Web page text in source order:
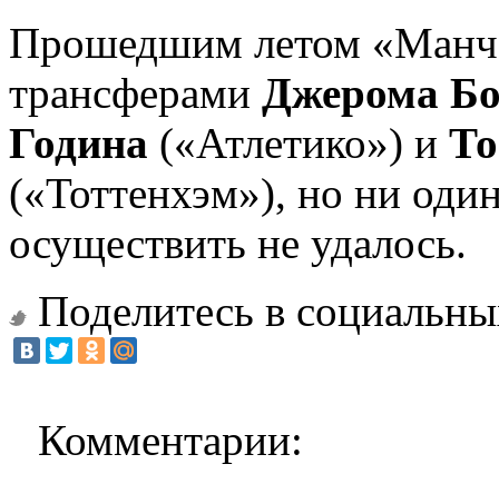
Прошедшим летом
трансферами Джерома
Година («Атлетико») и
(«Тоттенхэм»), но ни
осуществить не удалось.
Поделитесь в
Комментарии: